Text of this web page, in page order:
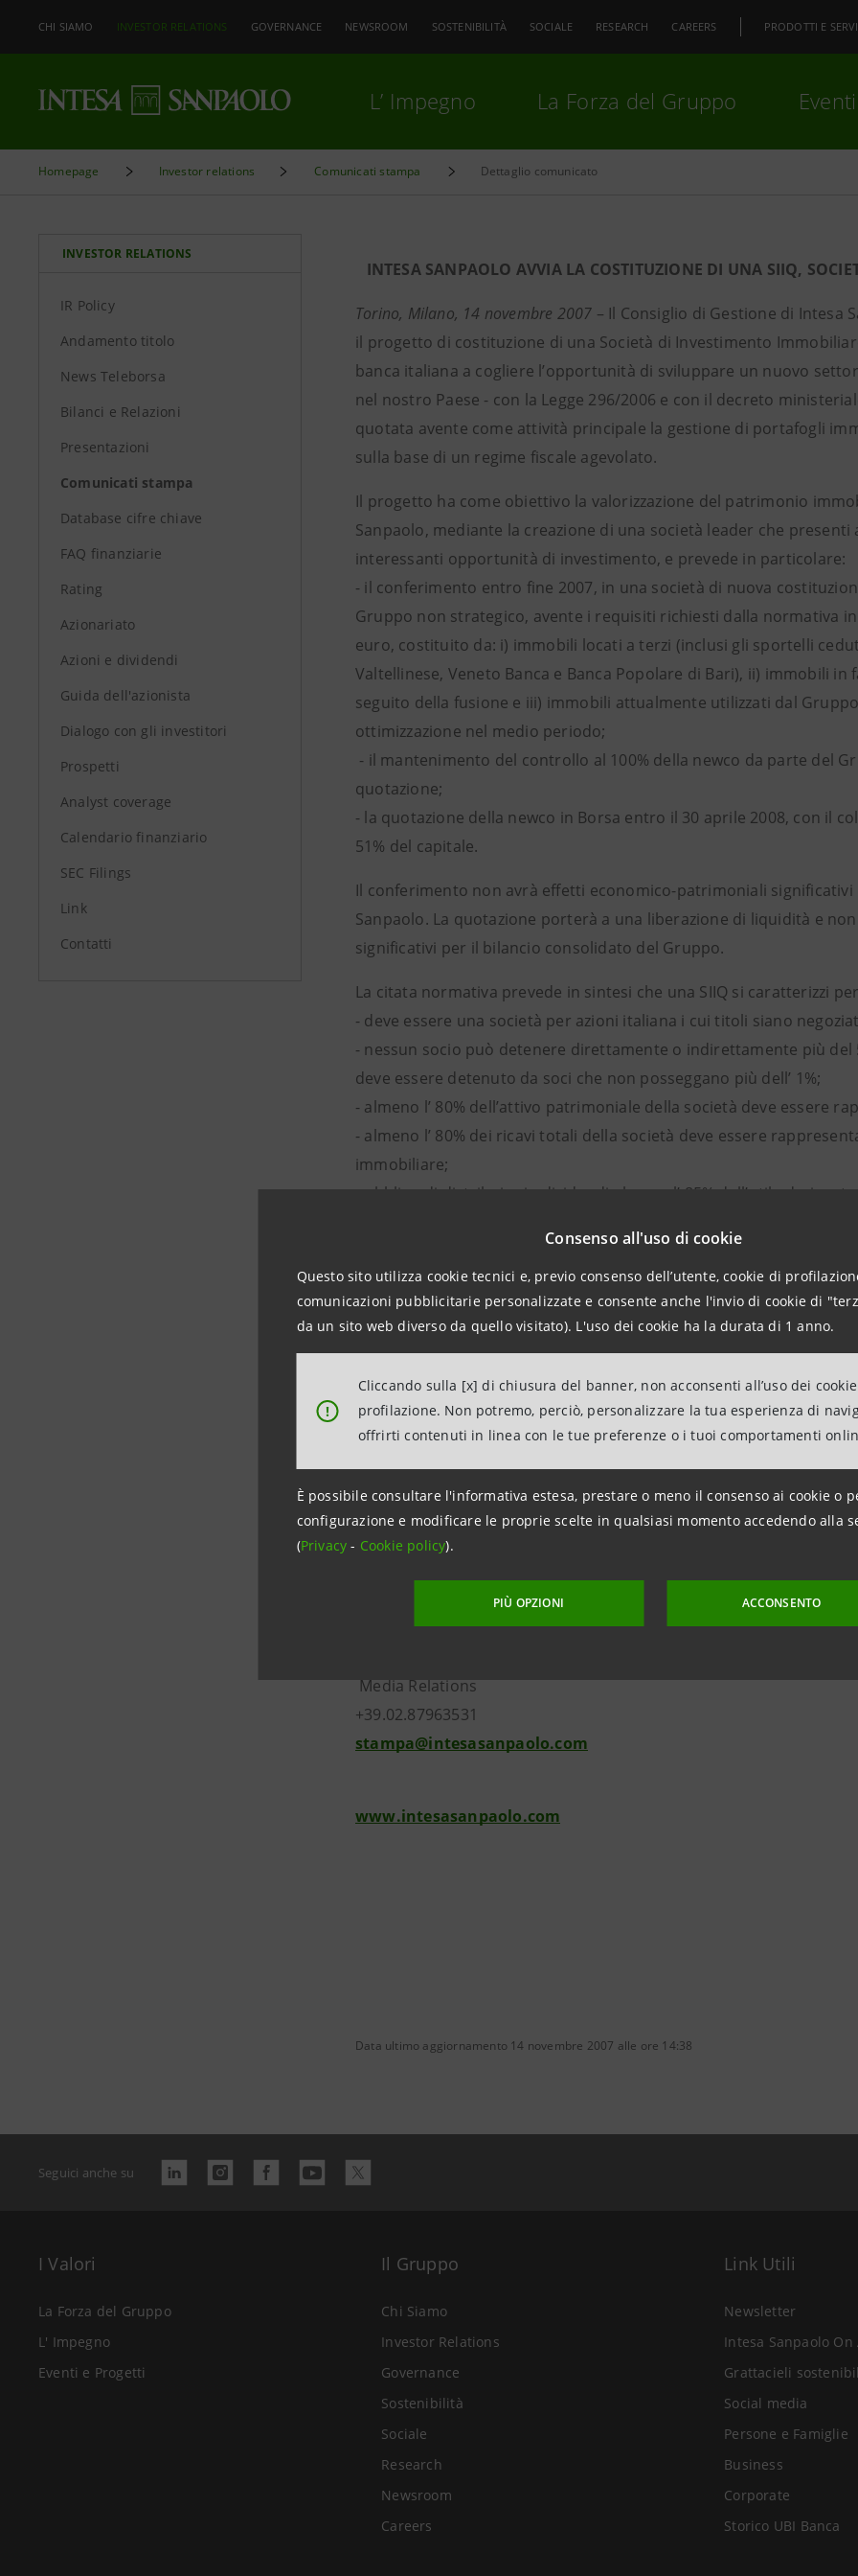
Consenso all'uso di cookie
Questo sito utilizza cookie tecnici e, previo consenso dell’utente, cookie di
comunicazioni pubblicitarie personalizzate e consente anche l'invio di cookie di
da un sito web diverso da quello visitato). L'uso dei cookie ha la durata di 1 anno.
!
Cliccando sulla [x] di chiusura del banner, non acconsenti all’uso dei
profilazione. Non potremo, perciò, personalizzare la tua esperienza di
offrirti contenuti in linea con le tue preferenze o i tuoi comportamenti
È possibile consultare l'informativa estesa, prestare o meno il consenso ai cookie o
configurazione e modificare le proprie scelte in qualsiasi momento accedendo alla
(Privacy- Cookie policy).
PIÙ OPZIONI ACCONSENTO
CHI SIAMO INVESTOR RELATIONS GOVERNANCE NEWSROOM SOSTENIBILITÀ SOCIALE RESEARCH CAREERS PRODOTTI E
L’ Impegno La Forza del Gruppo
Homepage Investor relations Comunicati stampa Dettaglio comunicato
INVESTOR RELATIONS
IR Policy
Andamento titolo
News Teleborsa
Bilanci e Relazioni
Presentazioni
Comunicati stampa
Database cifre chiave
FAQ finanziarie
Rating
Azionariato
Azioni e dividendi
Guida dell'azionista
Dialogo con gli investitori
Prospetti
Analyst coverage
Calendario finanziario
SEC Filings
Link
Contatti
INTESA SANPAOLO AVVIA LA COSTITUZIONE DI UNA SIIQ,
Torino, Milano, 14 novembre 2007 – Il Consiglio di Gestione di
il progetto di costituzione di una Società di Investimento
banca italiana a cogliere l’opportunità di sviluppare un nuovo
nel nostro Paese - con la Legge 296/2006 e con il decreto
quotata avente come attività principale la gestione di portafogli
sulla base di un regime fiscale agevolato.
Il progetto ha come obiettivo la valorizzazione del patrimonio
Sanpaolo, mediante la creazione di una società leader che
interessanti opportunità di investimento, e prevede in particolare:
- il conferimento entro fine 2007, in una società di nuova
Gruppo non strategico, avente i requisiti richiesti dalla normativa
euro, costituito da: i) immobili locati a terzi (inclusi gli sportelli
Valtellinese, Veneto Banca e Banca Popolare di Bari), ii) immobili
seguito della fusione e iii) immobili attualmente utilizzati dal
ottimizzazione nel medio periodo;
- il mantenimento del controllo al 100% della newco da parte del
quotazione;
- la quotazione della newco in Borsa entro il 30 aprile 2008, con il
51% del capitale.
Il conferimento non avrà effetti economico-patrimoniali
Sanpaolo. La quotazione porterà a una liberazione di liquidità e
significativi per il bilancio consolidato del Gruppo.
La citata normativa prevede in sintesi che una SIIQ si caratterizzi
- deve essere una società per azioni italiana i cui titoli siano
- nessun socio può detenere direttamente o indirettamente più del
deve essere detenuto da soci che non posseggano più dell’ 1%;
- almeno l’ 80% dell’attivo patrimoniale della società deve essere
- almeno l’ 80% dei ricavi totali della società deve essere
immobiliare;
- obbligo di distribuire in dividendi almeno l’ 85% dell’utile
La SIIQ inoltre usufruisce di un regime fiscale agevolato, che si
- le plusvalenze emergenti in sede di conferimento e quelle
locazione possono essere assoggettate a un’imposta sostitutiva
anni, purché l’immobile venga mantenuto per almeno 3 anni e la
- i redditi derivanti dall’attività di locazione immobiliare sono esenti
- i dividendi distribuiti dalla SIIQ sono soggetti a una ritenuta del
residenti e investitori non residenti (salvo applicazione dei trattati
a titolo di acconto per società residenti (dividendi interamente
subita), non sono tassati per fondi pensione italiani, organismi di
immobiliari) e altre SIIQ.
Investor Relations
Media Relations
+39.02.87963531
stampa@intesasanpaolo.com
www.intesasanpaolo.com
Data ultimo aggiornamento 14 novembre 2007 alle ore 14:38
Seguici anche su
I Valori
La Forza del Gruppo
L' Impegno
Eventi e Progetti
Il Gruppo
Chi Siamo
Investor Relations
Governance
Sostenibilità
Sociale
Research
Newsroom
Careers
Link Utili
Newsletter
Intesa Sanpaolo On
Grattacieli
Social media
Persone e Famiglie
Business
Corporate
Storico UBI Banca